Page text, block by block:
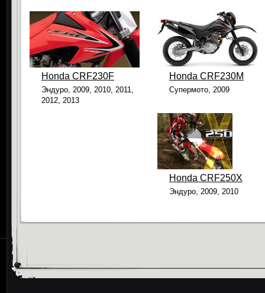
Honda CRF230F
Эндуро, 2009, 2010, 2011,
2012, 2013
Honda CRF230M
Супермото, 2009
Honda CRF250X
Эндуро, 2009, 2010